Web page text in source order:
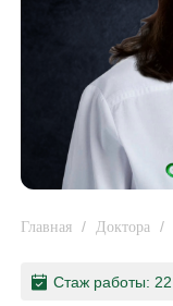
Главная / Доктора /
Стаж работы: 22